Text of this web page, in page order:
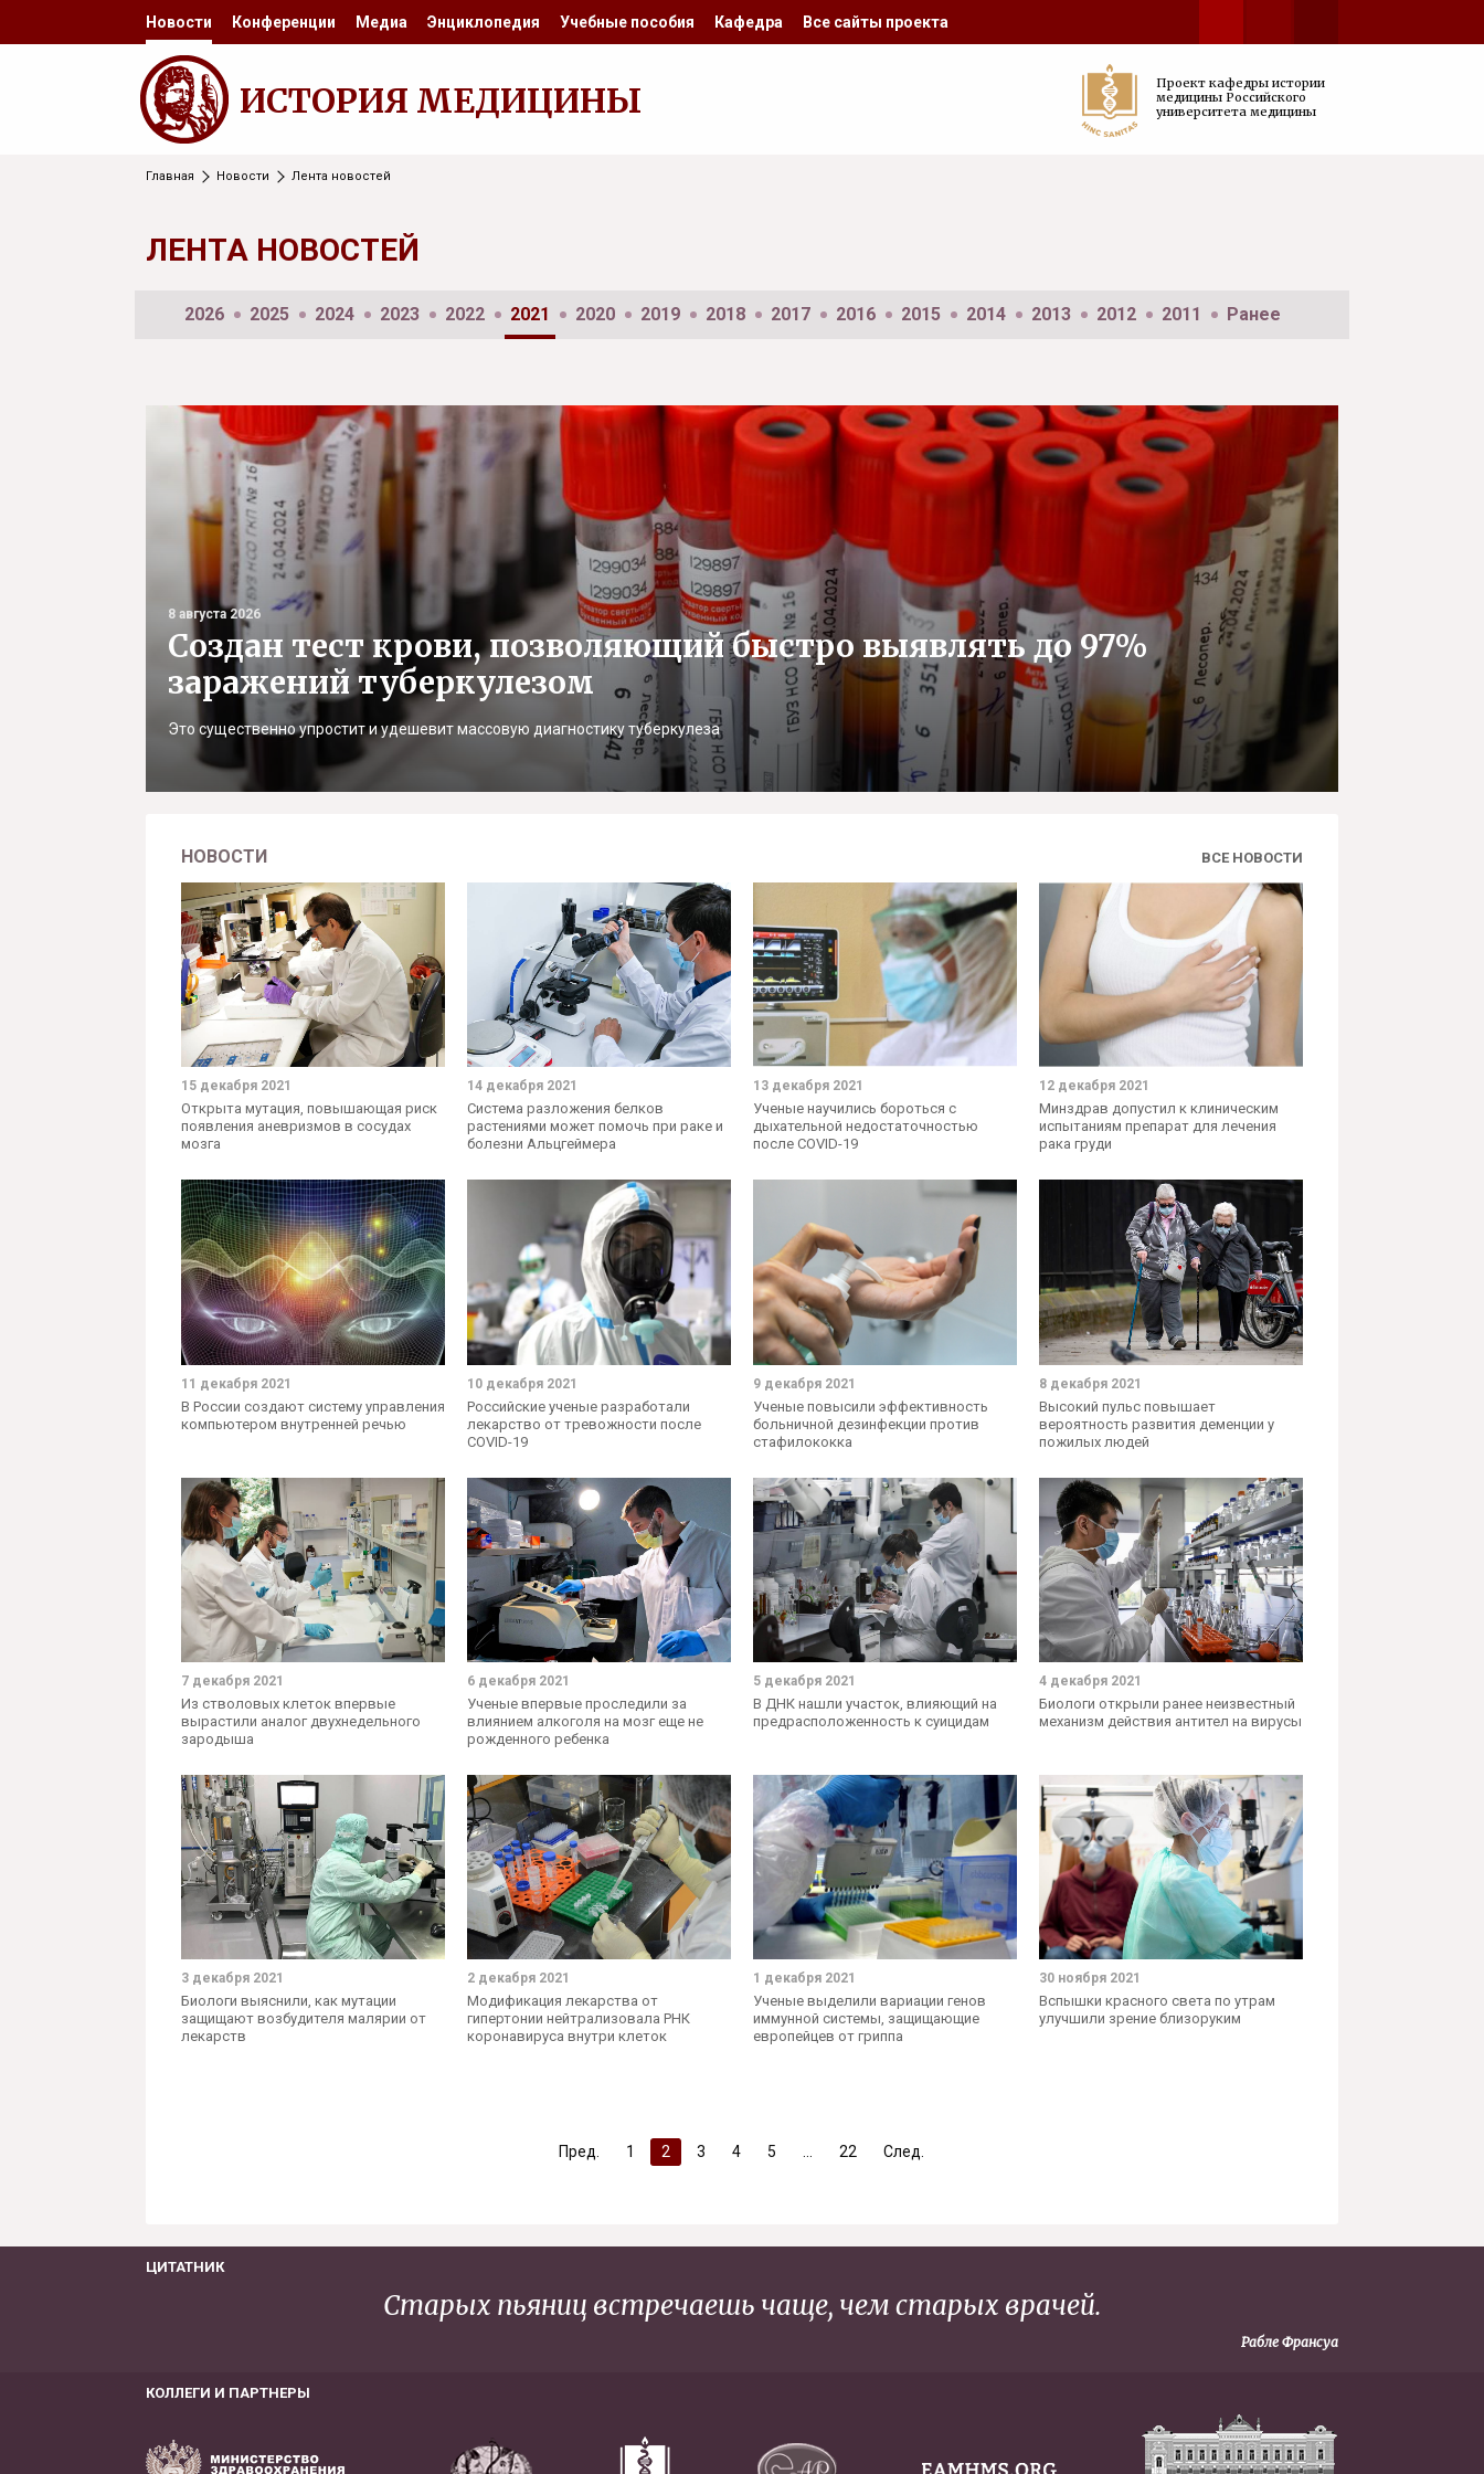
Новости Конференции Медиа Энциклопедия Учебные пособия Кафедра Все сайты проекта
ИСТОРИЯ МЕДИЦИНЫ
Проект кафедры истории
медицины Российского
университета медицины
Главная Новости Лента новостей
ЛЕНТА НОВОСТЕЙ
2026 2025 2024 2023 2022 2021 2020 2019 2018 2017 2016 2015 2014 2013 2012 2011 Ранее
8 августа 2026
Создан тест крови, позволяющий быстро выявлять до 97%
заражений туберкулезом
Это существенно упростит и удешевит массовую диагностику туберкулеза
НОВОСТИ
15 декабря 2021
Открыта мутация, повышающая риск
появления аневризмов в сосудах
мозга
14 декабря 2021
Система разложения белков
растениями может помочь при раке и
болезни Альцгеймера
13 декабря 2021
Ученые научились бороться с
дыхательной недостаточностью
после COVID-19
12 декабря 2021
Минздрав допустил к клиническим
испытаниям препарат для лечения
рака груди
11 декабря 2021
В России создают систему управления
компьютером внутренней речью
10 декабря 2021
Российские ученые разработали
лекарство от тревожности после
COVID-19
9 декабря 2021
Ученые повысили эффективность
больничной дезинфекции против
стафилококка
8 декабря 2021
Высокий пульс повышает
вероятность развития деменции у
пожилых людей
7 декабря 2021
Из стволовых клеток впервые
вырастили аналог двухнедельного
зародыша
6 декабря 2021
Ученые впервые проследили за
влиянием алкоголя на мозг еще не
рожденного ребенка
5 декабря 2021
В ДНК нашли участок, влияющий на
предрасположенность к суицидам
4 декабря 2021
Биологи открыли ранее неизвестный
механизм действия антител на вирусы
3 декабря 2021
Биологи выяснили, как мутации
защищают возбудителя малярии от
лекарств
2 декабря 2021
Модификация лекарства от
гипертонии нейтрализовала РНК
коронавируса внутри клеток
1 декабря 2021
Ученые выделили вариации генов
иммунной системы, защищающие
европейцев от гриппа
30 ноября 2021
Вспышки красного света по утрам
улучшили зрение близоруким
ВСЕ НОВОСТИ
Пред. 1 2 3 4 5 22 След.
ЦИТАТНИК
Старых пьяниц встречаешь чаще, чем старых врачей.
Рабле Франсуа
КОЛЛЕГИ И ПАРТНЕРЫ